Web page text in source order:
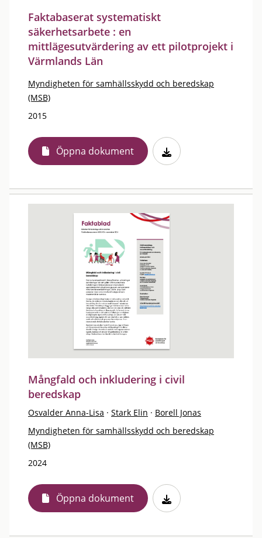
Faktabaserat systematiskt
säkerhetsarbete : en
mittlägesutvärdering av ett pilotprojekt i
Värmlands Län
Myndigheten för samhällsskydd och beredskap
(MSB)
2015
Öppna dokument
Mångfald och inkludering i civil
beredskap
Osvalder Anna-Lisa · Stark Elin · Borell Jonas
Myndigheten för samhällsskydd och beredskap
(MSB)
2024
Öppna dokument